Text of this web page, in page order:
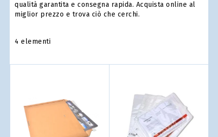
qualità garantita e consegna rapida. Acquista online al
miglior prezzo e trova ciò che cerchi.
4 elementi